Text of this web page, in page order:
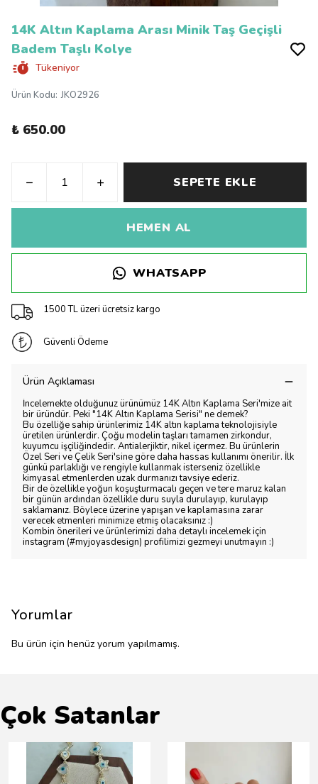
14K Altın Kaplama Arası Minik Taş Geçişli
Badem Taşlı Kolye
Tükeniyor
Ürün Kodu: JKO2926
₺ 650.00
SEPETE EKLE
HEMEN AL
WHATSAPP
1500 TL üzeri ücretsiz kargo
Güvenli Ödeme
Ürün Açıklaması
İncelemekte olduğunuz ürünümüz 14K Altın Kaplama Seri'mize ait
bir üründür. Peki "14K Altın Kaplama Serisi" ne demek?
Bu özelliğe sahip ürünlerimiz 14K altın kaplama teknolojisiyle
üretilen ürünlerdir. Çoğu modelin taşları tamamen zirkondur,
kuyumcu işçiliğindedir. Antialerjiktir, nikel içermez. Bu ürünlerin
Özel Seri ve Çelik Seri'sine göre daha hassas kullanımı önerilir. İlk
günkü parlaklığı ve rengiyle kullanmak isterseniz özellikle
kimyasal etmenlerden uzak durmanızı tavsiye ederiz.
Bir de özellikle yoğun koşuşturmacalı geçen ve tere maruz kalan
bir günün ardından özellikle duru suyla durulayıp, kurulayıp
saklamanız. Böylece üzerine yapışan ve kaplamasına zarar
verecek etmenleri minimize etmiş olacaksınız :)
Kombin önerileri ve ürünlerimizi daha detaylı incelemek için
instagram (#myjoyasdesign) profilimizi gezmeyi unutmayın :)
Yorumlar
Bu ürün için henüz yorum yapılmamış.
Çok Satanlar